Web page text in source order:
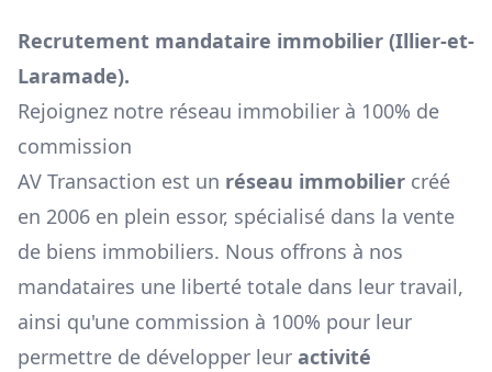
Recrutement mandataire immobilier (Illier-et-
Laramade).
Rejoignez notre réseau immobilier à 100% de
commission
AV Transaction est un réseau immobilier créé
en 2006 en plein essor, spécialisé dans la vente
de biens immobiliers. Nous offrons à nos
mandataires une liberté totale dans leur travail,
ainsi qu'une commission à 100% pour leur
permettre de développer leur activité